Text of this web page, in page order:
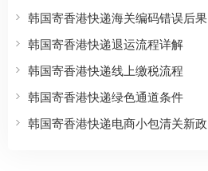
韩国寄香港快递海关编码错误后果
韩国寄香港快递退运流程详解
韩国寄香港快递线上缴税流程
韩国寄香港快递绿色通道条件
韩国寄香港快递电商小包清关新政